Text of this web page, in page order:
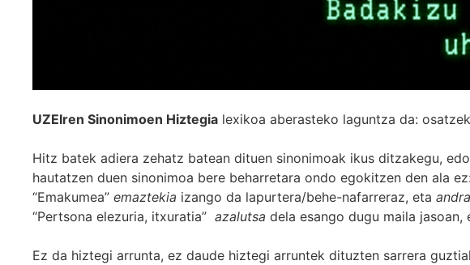
UZEIren Sinonimoen Hiztegia lexikoa aberasteko laguntza da:
Hitz batek adiera zehatz batean dituen sinonimoak ikus ditzakegu,
hautatzen duen sinonimoa bere beharretara ondo egokitzen den ala
“Emakumea” emaztekia izango da lapurtera/behe-nafarreraz, eta
“Pertsona elezuria, itxuratia” azalutsa dela esango dugu maila jasoan,
Ez da hiztegi arrunta, ez daude hiztegi arruntek dituzten sarrera